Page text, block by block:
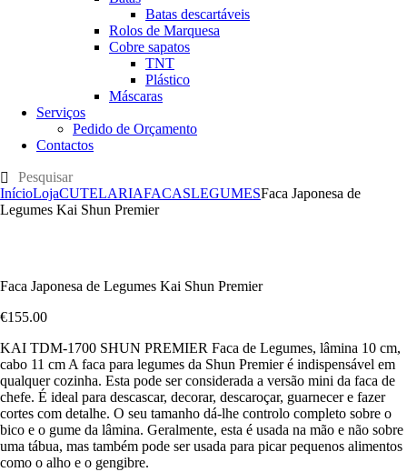
Batas descartáveis
Rolos de Marquesa
Cobre sapatos
TNT
Plástico
Máscaras
Serviços
Pedido de Orçamento
Contactos
InícioLojaCUTELARIAFACASLEGUMESFaca Japonesa de
Legumes Kai Shun Premier
Faca Japonesa de Legumes Kai Shun Premier
€155.00
KAI TDM-1700 SHUN PREMIER Faca de Legumes, lâmina 10 cm,
cabo 11 cm A faca para legumes da Shun Premier é indispensável em
qualquer cozinha. Esta pode ser considerada a versão mini da faca de
chefe. É ideal para descascar, decorar, descaroçar, guarnecer e fazer
cortes com detalhe. O seu tamanho dá-lhe controlo completo sobre o
bico e o gume da lâmina. Geralmente, esta é usada na mão e não sobre
uma tábua, mas também pode ser usada para picar pequenos alimentos
como o alho e o gengibre.